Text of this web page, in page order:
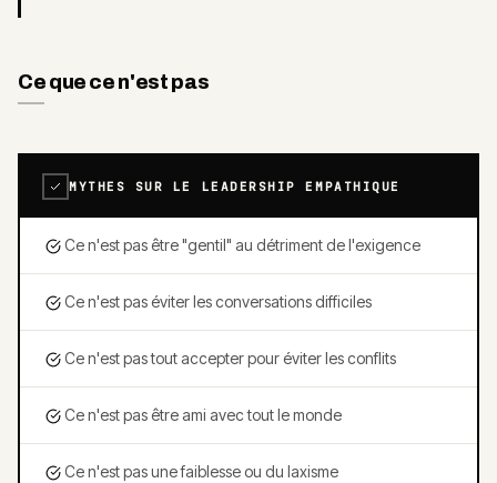
Ce que ce n'est pas
MYTHES SUR LE LEADERSHIP EMPATHIQUE
Ce n'est pas être "gentil" au détriment de l'exigence
Ce n'est pas éviter les conversations difficiles
Ce n'est pas tout accepter pour éviter les conflits
Ce n'est pas être ami avec tout le monde
Ce n'est pas une faiblesse ou du laxisme